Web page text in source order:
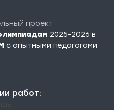
проект
2025-2026 в
c опытными педагогами
работ: